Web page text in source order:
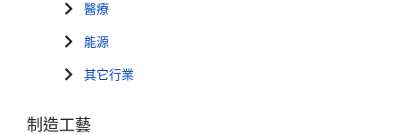
醫療
能源
其它行業
制造工藝